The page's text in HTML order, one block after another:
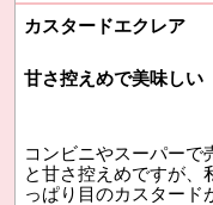
カスタードエクレア
甘さ控えめで美味しい
コンビニやスーパーで
と甘さ控えめですが、
っぱり目のカスタード